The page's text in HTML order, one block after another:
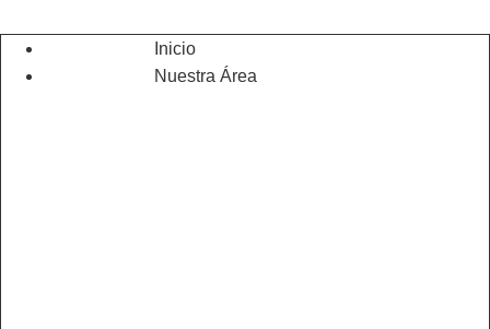
Inicio
Nuestra Área